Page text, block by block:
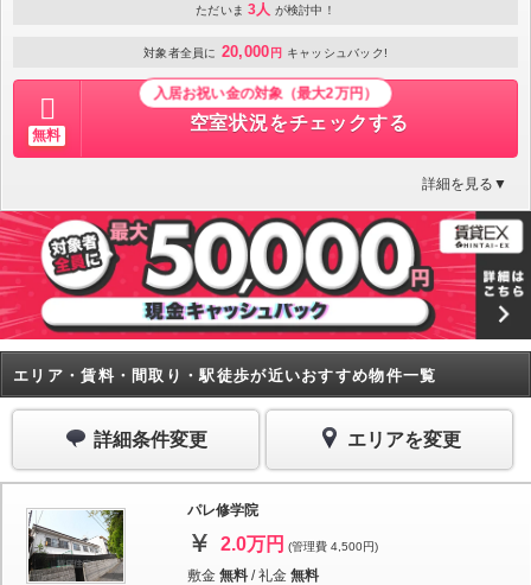
ただいま 3人 が検討中！
対象者全員に 20,000 円 キャッシュバック!
無料
入居お祝い金の対象（最大2万円）
空室状況をチェックする
詳細を見る▼
エリア・賃料・間取り・駅徒歩が近いおすすめ物件一覧
詳細条件変更 エリアを変更
パレ修学院
2.0万円 (管理費 4,500円)
敷金 無料 /礼金 無料